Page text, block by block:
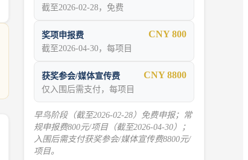
截至2026-02-28，免费
奖项申报费 CNY 800
截至2026-04-30，每项目
获奖参会/媒体宣传费 CNY 8800
仅入围后需支付，每项目
早鸟阶段（截至2026-02-28）免费申报；常
规申报费800元/项目（截至2026-04-30）；
入围后需支付获奖参会/媒体宣传费8800元/
项目。